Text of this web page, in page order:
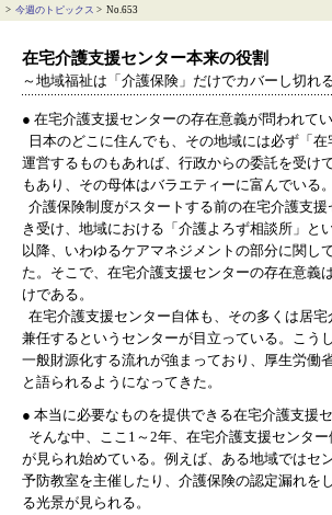
> 今週のトピックス > No.653
在宅介護支援センター本来の役割
～地域福祉は「介護保険」だけでカバーし切れ
● 在宅介護支援センターの存在意義が問われて
日本のどこに住んでも、その地域には必ず「
運営するものもあれば、行政からの委託を受け
もあり、その母体はバラエティーに富んでいる。
介護保険制度がスタートする前の在宅介護支
き受け、地域における「介護よろず相談所」と
以降、いわゆるケアマネジメントの部分に関し
た。そこで、在宅介護支援センターの存在意義
けである。
在宅介護支援センター自体も、その多くは居
兼任するというセンターが目立っている。こう
一般財源化する流れが強まっており、厚生労働
と語られるようになってきた。
● 本当に必要なものを提供できる在宅介護支援
そんな中、ここ1～2年、在宅介護支援センタ
が見られ始めている。例えば、ある地域ではセ
予防教室を主催したり、介護保険の認定漏れを
る光景が見られる。